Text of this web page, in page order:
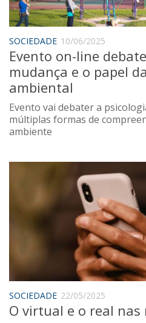
Seções
Mural do IP
Perfil
Commentor
Lançamento
Psico-HQ
Dossiês
Gênero
Alfabetização
Transtorno do Espectro
Sobre o Portal
SOCIEDADE 10/06/2025
Evento on-line
mudança e o papel
ambiental
Evento vai debater a
múltiplas formas de
ambiente
SOCIEDADE 22/05/2025
O virtual e o real nas